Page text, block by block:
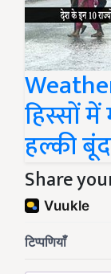
हिस्सों
हल्की
Share